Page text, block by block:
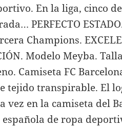
En la liga, cinco
PERFECTO
Champions.
Modelo Meyba.
Camiseta FC
tejido transpirable. El
vez en la camiseta del
de ropa